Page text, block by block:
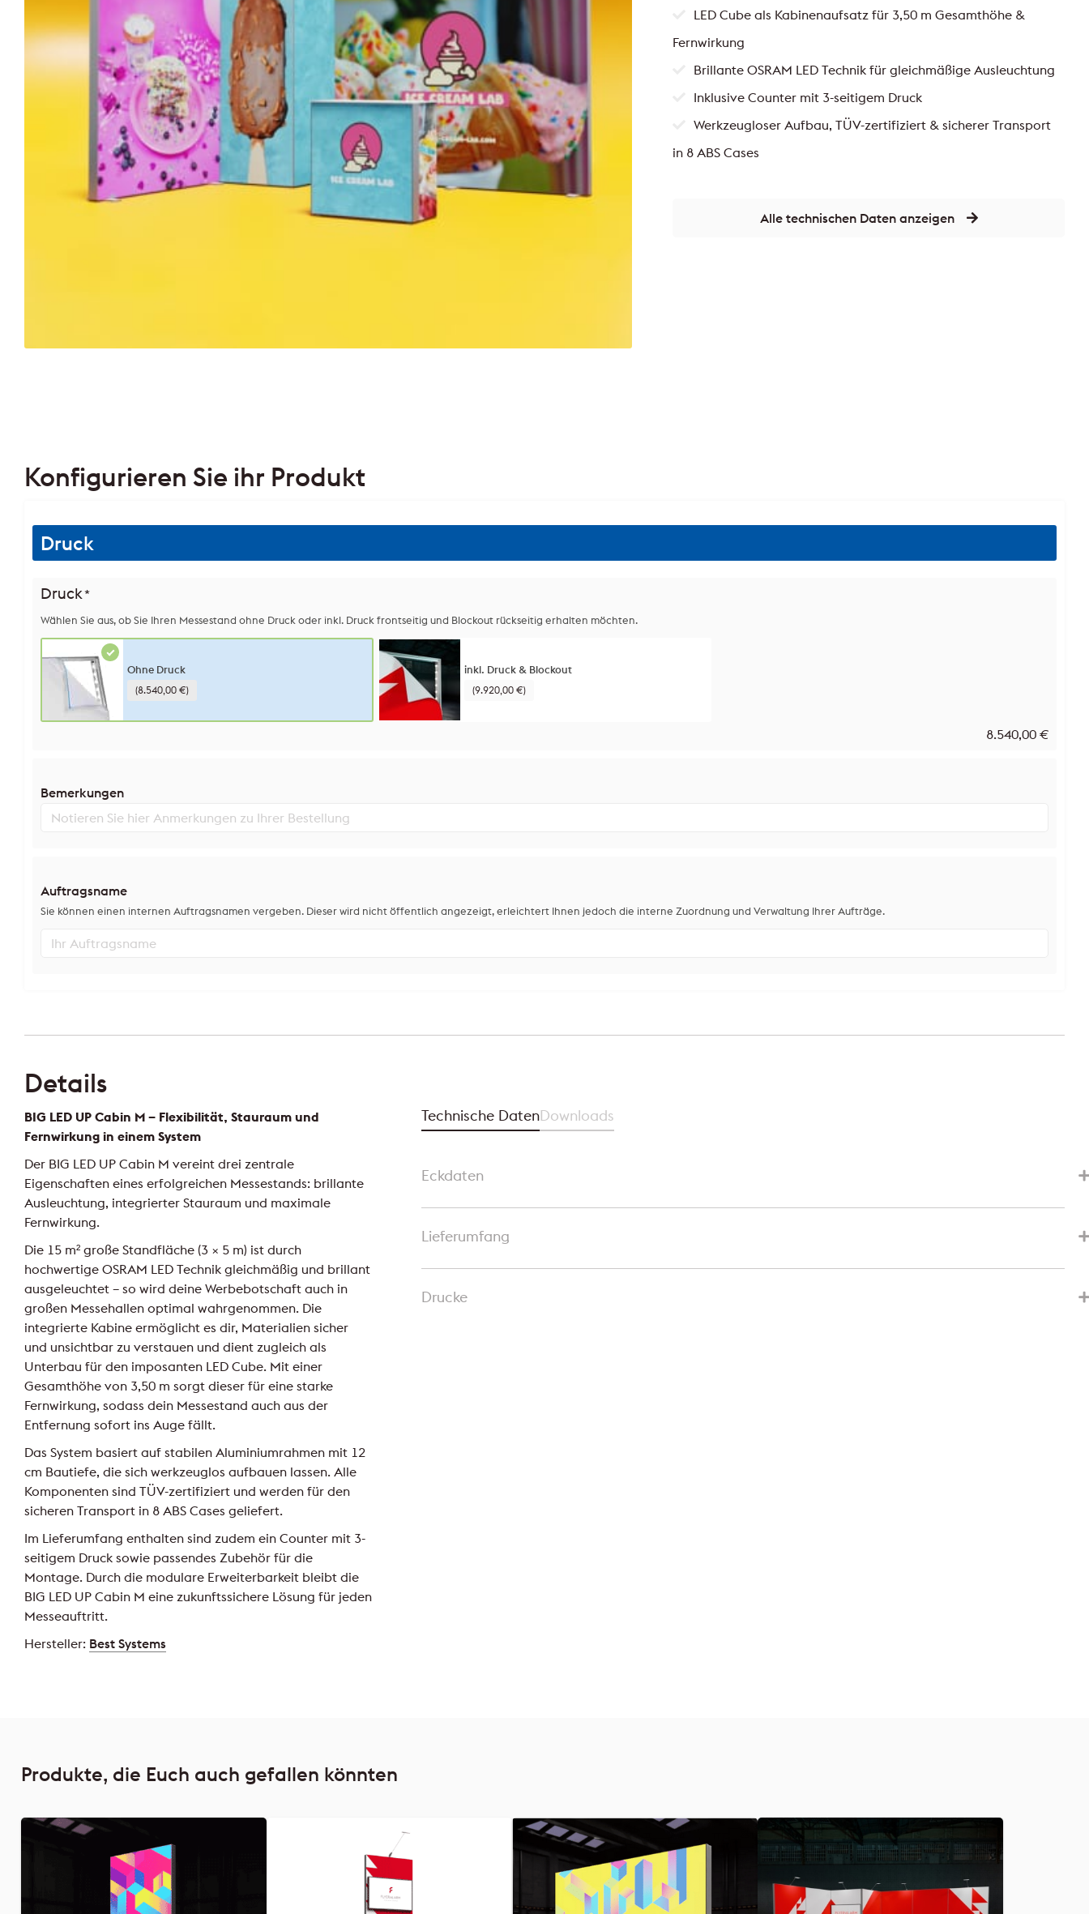
LED Cube als Kabinenaufsatz für 3,50 m Gesamthöhe &
Fernwirkung
Brillante OSRAM LED Technik für gleichmäßige Ausleuchtung
Inklusive Counter mit 3-seitigem Druck
Werkzeugloser Aufbau, TÜV-zertifiziert & sicherer Transport
in 8 ABS Cases
Alle technischen Daten anzeigen
Konfigurieren Sie ihr Produkt
Druck
Druck*
Wählen Sie aus, ob Sie Ihren Messestand ohne Druck oder inkl. Druck frontseitig und Blockout rückseitig erhalten möchten.
Ohne Druck
(8.540,00 €)
inkl. Druck & Blockout
(9.920,00 €)
8.540,00 €
Bemerkungen
Auftragsname
Sie können einen internen Auftragsnamen vergeben. Dieser wird nicht öffentlich angezeigt, erleichtert Ihnen jedoch die interne Zuordnung und Verwaltung Ihrer Aufträge.
Details
BIG LED UP Cabin M – Flexibilität, Stauraum und
Fernwirkung in einem System
Der BIG LED UP Cabin M vereint drei zentrale
Eigenschaften eines erfolgreichen Messestands: brillante
Ausleuchtung, integrierter Stauraum und maximale
Fernwirkung.
Die 15 m² große Standfläche (3 × 5 m) ist durch
hochwertige OSRAM LED Technik gleichmäßig und brillant
ausgeleuchtet – so wird deine Werbebotschaft auch in
großen Messehallen optimal wahrgenommen. Die
integrierte Kabine ermöglicht es dir, Materialien sicher
und unsichtbar zu verstauen und dient zugleich als
Unterbau für den imposanten LED Cube. Mit einer
Gesamthöhe von 3,50 m sorgt dieser für eine starke
Fernwirkung, sodass dein Messestand auch aus der
Entfernung sofort ins Auge fällt.
Das System basiert auf stabilen Aluminiumrahmen mit 12
cm Bautiefe, die sich werkzeuglos aufbauen lassen. Alle
Komponenten sind TÜV-zertifiziert und werden für den
sicheren Transport in 8 ABS Cases geliefert.
Im Lieferumfang enthalten sind zudem ein Counter mit 3-
seitigem Druck sowie passendes Zubehör für die
Montage. Durch die modulare Erweiterbarkeit bleibt die
BIG LED UP Cabin M eine zukunftssichere Lösung für jeden
Messeauftritt.
Hersteller: Best Systems
Technische DatenDownloads
Eckdaten
Lieferumfang
Drucke
Produkte, die Euch auch gefallen könnten